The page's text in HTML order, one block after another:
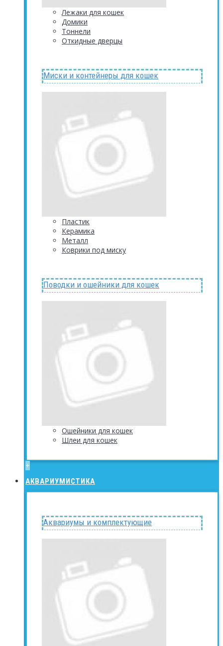
Лежаки для кошек
Домики
Тоннели
Откидные дверцы
Миски и контейнеры для кошек
Пластик
Керамика
Металл
Коврики под миску
Поводки и ошейники для кошек
Ошейники для кошек
Шлеи для кошек
+
АКВАРИУМИСТИКА
Аквариумы и комплектующие